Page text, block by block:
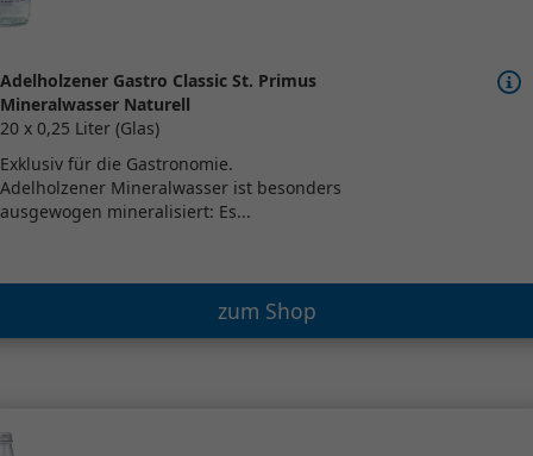
Adelholzener Gastro Classic St. Primus
Mineralwasser Naturell
20 x 0,25 Liter (Glas)
Exklusiv für die Gastronomie.
Adelholzener Mineralwasser ist besonders
ausgewogen mineralisiert: Es...
zum Shop